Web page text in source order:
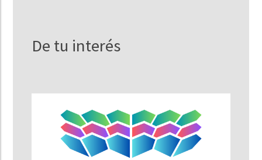
De tu interés